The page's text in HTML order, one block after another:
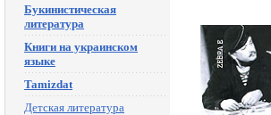
Букинистическая
литература
Книги на украинском
языке
Tamizdat
Детская литература